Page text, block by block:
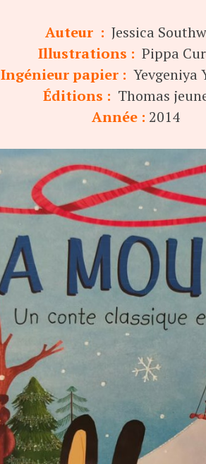
Auteur : Jessica
Illustrations : Pippa
Ingénieur papier : Yevgeniya
Éditions : Thomas
Année : 2014